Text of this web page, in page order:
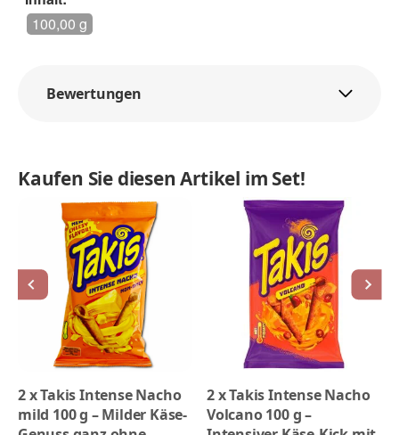
100,00 g
Bewertungen
Kaufen Sie diesen Artikel im Set!
2xTakis Intense Nacho
mild 100 g – Milder Käse-
2xTakis Intense Nacho
Volcano 100 g –